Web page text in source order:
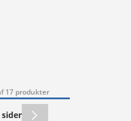
17 produkter
sider